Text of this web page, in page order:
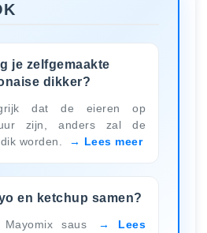
je zelfgemaakte
dikker?
dat de eieren op
zijn, anders zal de
worden.
Lees meer
en ketchup samen?
Mayomix saus
Lees